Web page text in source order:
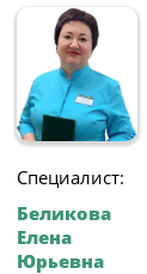
Специалист:
Беликова
Елена
Юрьевна